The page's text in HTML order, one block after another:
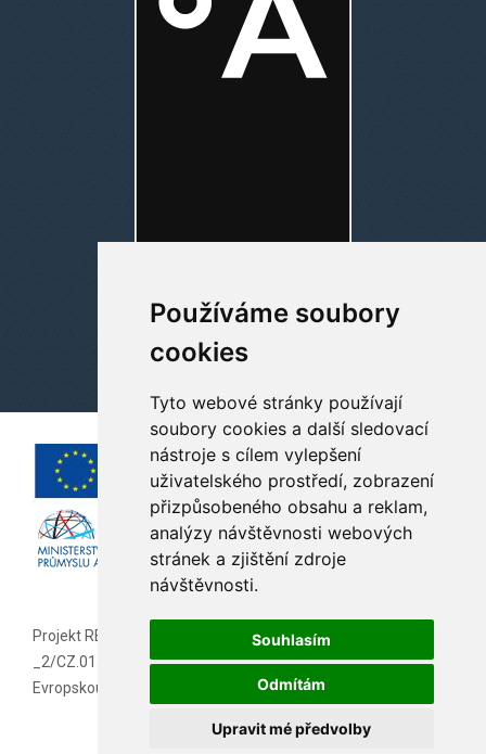
Používáme soubory
cookies
Tyto webové stránky používají
soubory cookies a další sledovací
nástroje s cílem vylepšení
uživatelského prostředí, zobrazení
přizpůsobeného obsahu a reklam,
analýzy návštěvnosti webových
stránek a zjištění zdroje
návštěvnosti.
Souhlasím
Odmítám
Upravit mé předvolby
Projekt REKONSTRUKCE HOTELU ORLÍK
_2/CZ.01.2.07/0.0/0.0/19_256/0019237 je spolufinancován
Evropskou unií.